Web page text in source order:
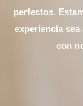
perfectos.
experiencia
con